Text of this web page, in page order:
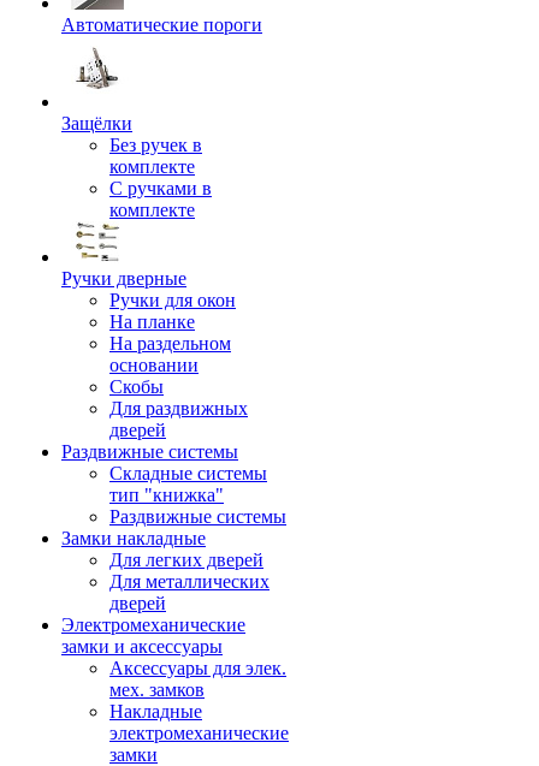
Автоматические пороги
Защёлки
Без ручек в
комплекте
С ручками в
комплекте
Ручки дверные
Ручки для окон
На планке
На раздельном
основании
Скобы
Для раздвижных
дверей
Раздвижные системы
Складные системы
тип "книжка"
Раздвижные системы
Замки накладные
Для легких дверей
Для металлических
дверей
Электромеханические
замки и аксессуары
Аксессуары для элек.
мех. замков
Накладные
электромеханические
замки